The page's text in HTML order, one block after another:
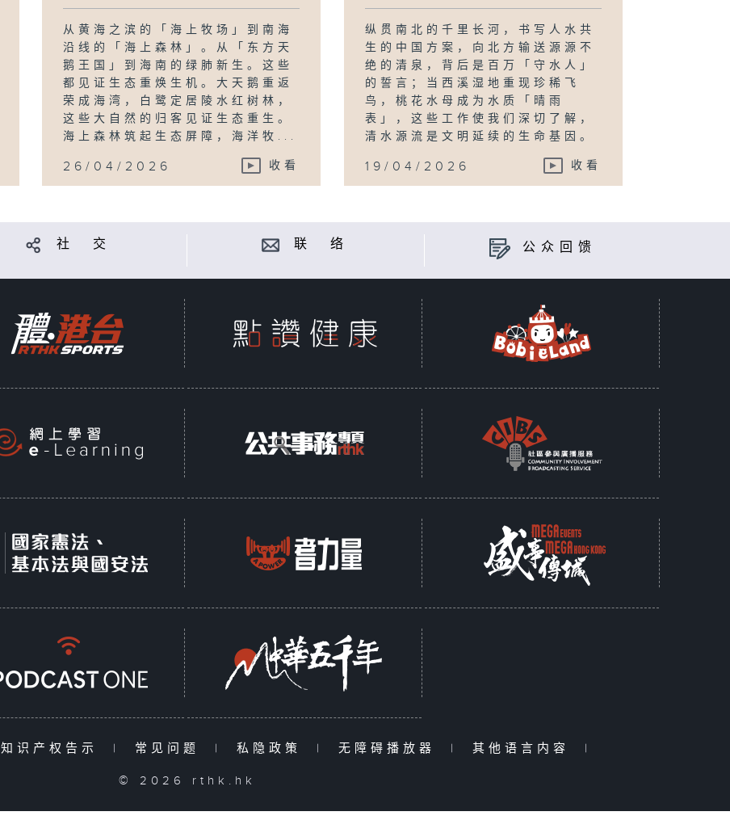
从黄海之滨的「海上牧场」到南海
沿线的「海上森林」。从「东方天
鹅王国」到海南的绿肺新生。这些
都见证生态重焕生机。大天鹅重返
荣成海湾，白鹭定居陵水红树林，
这些大自然的归客见证生态重生。
海上森林筑起生态屏障，海洋牧...
26/04/2026 收看
纵贯南北的千里长河，书写人水共
生的中国方案，向北方输送源源不
绝的清泉，背后是百万「守水人」
的誓言；当西溪湿地重现珍稀飞
鸟，桃花水母成为水质「晴雨
表」，这些工作使我们深切了解，
清水源流是文明延续的生命基因。
19/04/2026 收看
社 交 联 络 公众回馈
知识产权告示 | 常见问题 | 私隐政策 | 无障碍播放器 | 其他语言内容 |
© 2026 rthk.hk